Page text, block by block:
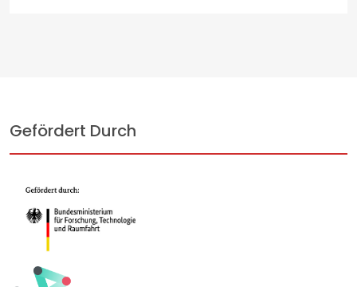
Gefördert Durch